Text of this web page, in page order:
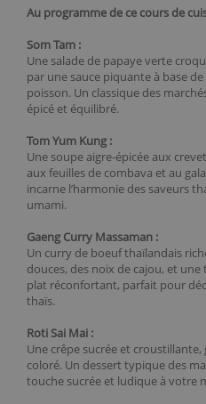
Au programme de ce cours de
Som Tam :
Une salade de papaye verte
par une sauce piquante à base
poisson. Un classique des
épicé et équilibré.
Tom Yum Kung :
Une soupe aigre-épicée aux
aux feuilles de combava et au
incarne l’harmonie des saveurs
umami.
Gaeng Curry Massaman :
Un curry de boeuf thaïlandais
douces, des noix de cajou, et
plat réconfortant, parfait pour
thaïs.
Roti Sai Mai :
Une crêpe sucrée et
coloré. Un dessert typique des
touche sucrée et ludique à votre